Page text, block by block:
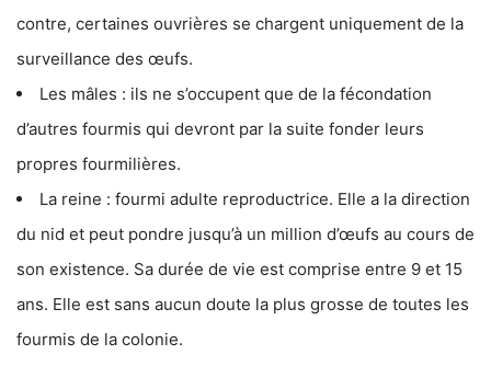
contre, certaines ouvrières se chargent uniquement de la
surveillance des œufs.
Les mâles : ils ne s’occupent que de la fécondation
d’autres fourmis qui devront par la suite fonder leurs
propres fourmilières.
La reine : fourmi adulte reproductrice. Elle a la direction
du nid et peut pondre jusqu’à un million d’œufs au cours de
son existence. Sa durée de vie est comprise entre 9 et 15
ans. Elle est sans aucun doute la plus grosse de toutes les
fourmis de la colonie.